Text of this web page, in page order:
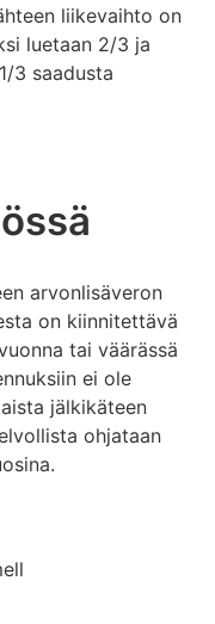
liikevaihto on
luetaan 2/3 ja
3 saadusta
arvonlisäveron
on kiinnitettävä
tai väärässä
ei ole
jälkikäteen
ohjataan